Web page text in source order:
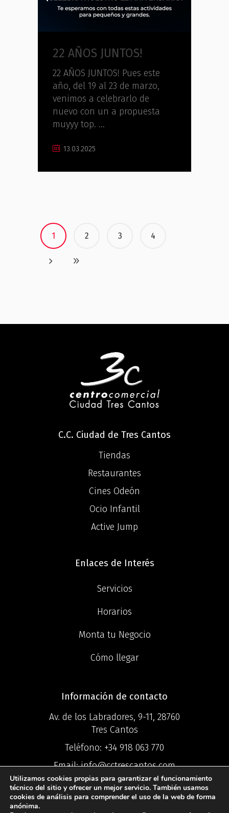
22 AÑOS JUNTOS!
22 AÑOS JUNTOS! Pues este
año, del 19 al 23 de marzo,
venimos a celebrarlo de
nuevo con un a propuesta
muyyy top.
13.03.2025
1 2 3 4
C.C. Ciudad de Tres Cantos
Tiendas
Restaurantes
Cines Odeón
Ocio Infantil
Active Jump
Enlaces de Interés
Servicios
Horarios
Monta tu Negocio
Cómo llegar
Información de contacto
Av. de los Labradores, 9-11, 28760
Tres Cantos
Teléfono: +34 918 063 770
Email:info@cctrescantos.com
Utilizamos cookies propias para garantizar el funcionamiento
técnico del sitio y ofrecer un mejor servicio. También usamos
cookies de análisis para comprender el uso de la web de forma
anónima.